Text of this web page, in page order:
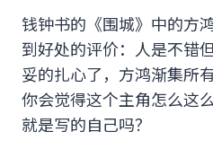
钱钟书的《围城》中的方
到好处的评价：人是不错
妥的扎心了，方鸿渐集所
你会觉得这个主角怎么这
就是写的自己吗？